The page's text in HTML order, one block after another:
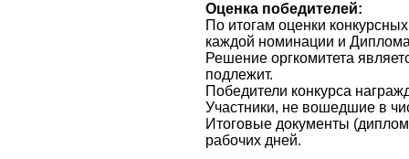
Оценка победителей:
По итогам оценки
каждой номинации и
Решение оргкомитета
подлежит.
Победители конкурса
Участники, не вошедшие в
Итоговые документы
рабочих дней.